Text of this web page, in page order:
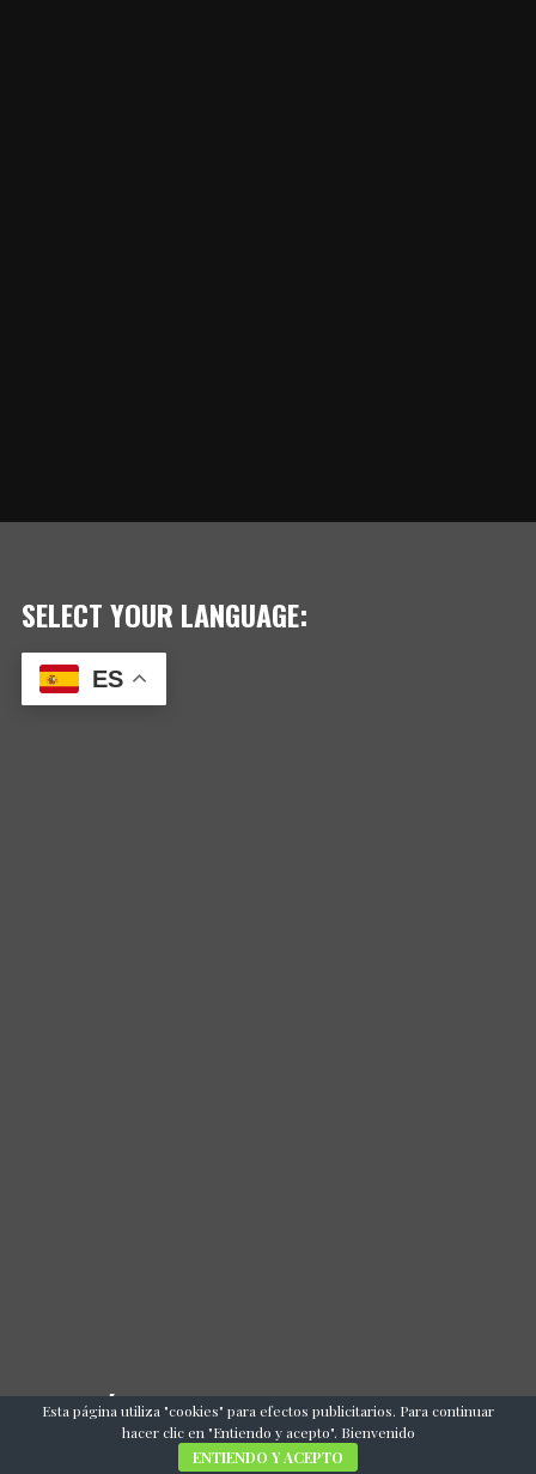
SELECT YOUR LANGUAGE:
ES
COMUNÍCATE CON NOSOTROS
Esta página utiliza "cookies" para efectos publicitarios. Para continuar
hacer clic en "Entiendo y acepto". Bienvenido
ENTIENDO Y ACEPTO